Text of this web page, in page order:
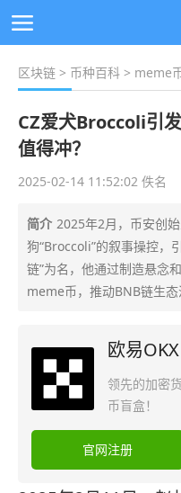
区块链 > 币种百科 > meme
CZ爱犬Broccoli引
值得冲？
2025-02-14 11:52:02 佚名
简介 2025年2月，币安创
狗“Broccoli”的叙事操控，
链”为名，他通过制造悬念
meme币，推动BNB链生
欧易OKX
领先的加密
币盲盒！
官网注册